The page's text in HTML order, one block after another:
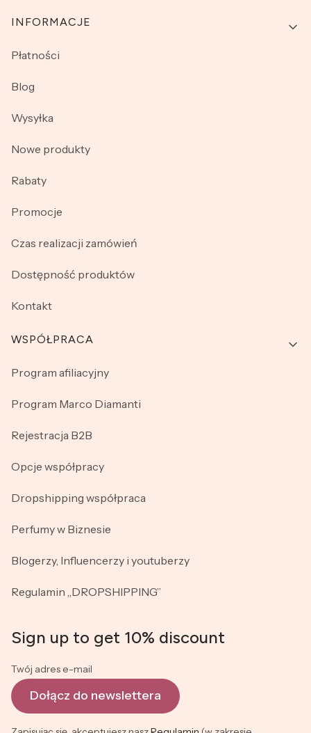
INFORMACJE
Płatności
Blog
Wysyłka
Nowe produkty
Rabaty
Promocje
Czas realizacji zamówień
Dostępność produktów
Kontakt
WSPÓŁPRACA
Program afiliacyjny
Program Marco Diamanti
Rejestracja B2B
Opcje współpracy
Dropshipping współpraca
Perfumy w Biznesie
Blogerzy, Influencerzy i youtuberzy
Regulamin „DROPSHIPPING”
Sign up to get 10% discount
Twój adres e-mail
Dołącz do newslettera